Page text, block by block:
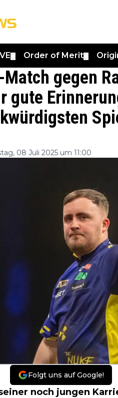
Order of Merit
Match gegen
gute
08 Juli 2025 um 11:00
Folgt uns auf Google!
noch jungen